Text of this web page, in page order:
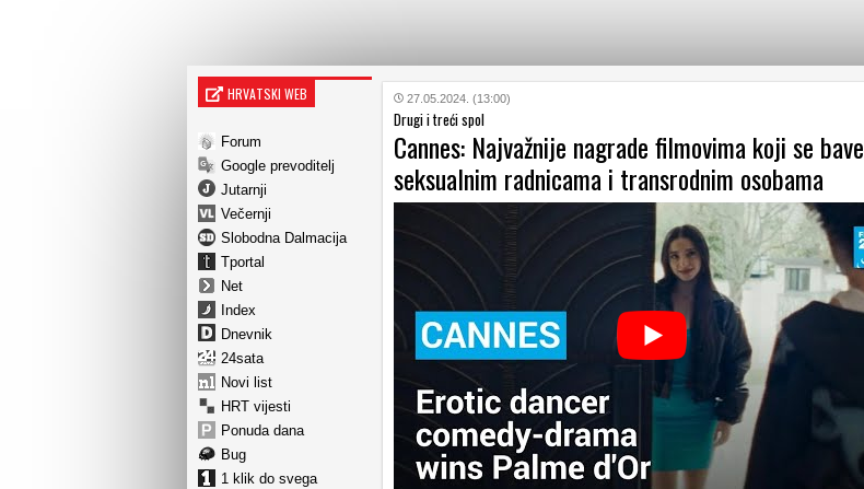
HRVATSKI WEB
Forum
Google prevoditelj
Jutarnji
Večernji
Slobodna Dalmacija
Tportal
Net
Index
Dnevnik
24sata
Novi list
HRT vijesti
Ponuda dana
Bug
1 klik do svega
27.05.2024. (13:00)
Drugi i treći spol
Cannes: Najvažnije nagrade filmovima koji se bave
seksualnim radnicama i transrodnim osobama